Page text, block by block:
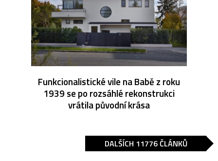
Funkcionalistické vile na Babě z roku
1939 se po rozsáhlé rekonstrukci
vrátila původní krása
DALŠÍCH 11776 ČLÁNKŮ